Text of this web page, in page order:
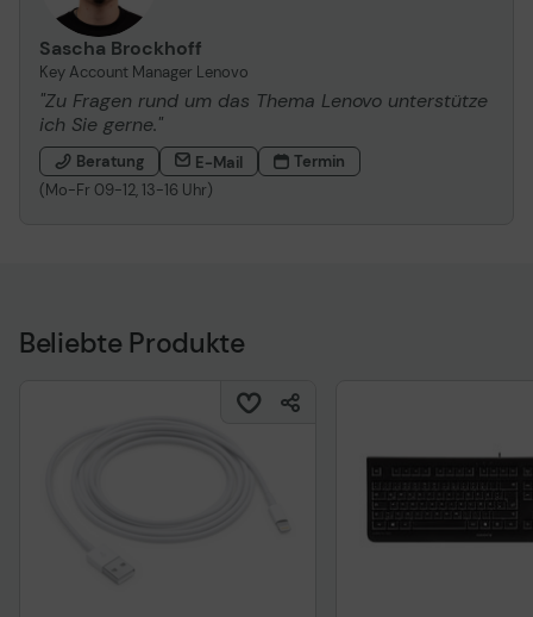
Sascha Brockhoff
Key Account Manager Lenovo
"Zu Fragen rund um das Thema Lenovo unterstütze
ich Sie gerne."
Beratung E-Mail
Termin
(Mo-Fr 09-12, 13-16 Uhr)
Beliebte Produkte